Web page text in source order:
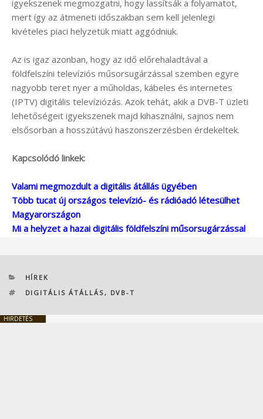
igyekszenek megmozgatni, hogy lassítsák a folyamatot,
mert így az átmeneti időszakban sem kell jelenlegi
kivételes piaci helyzetük miatt aggódniuk.
Az is igaz azonban, hogy az idő előrehaladtával a
földfelszíni televíziós műsorsugárzással szemben egyre
nagyobb teret nyer a műholdas, kábeles és internetes
(IPTV) digitális televíziózás. Azok tehát, akik a DVB-T üzleti
lehetőségeit igyekszenek majd kihasználni, sajnos nem
elsősorban a hosszútávú haszonszerzésben érdekeltek.
Kapcsolódó linkek:
Valami megmozdult a digitális átállás ügyében
Több tucat új országos televízió- és rádióadó létesülhet
Magyarországon
Mi a helyzet a hazai digitális földfelszíni műsorsugárzással
KATEGÓRIÁK
HÍREK
CÍMKÉK
DIGITÁLIS ÁTÁLLÁS , DVB-T
HIRDETÉS